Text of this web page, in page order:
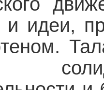
и идеи,